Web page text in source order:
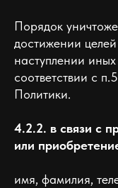
Порядок
достижении
наступлении
соответствии с
Политики.
4.2.2. в связи с
или
имя, фамилия,